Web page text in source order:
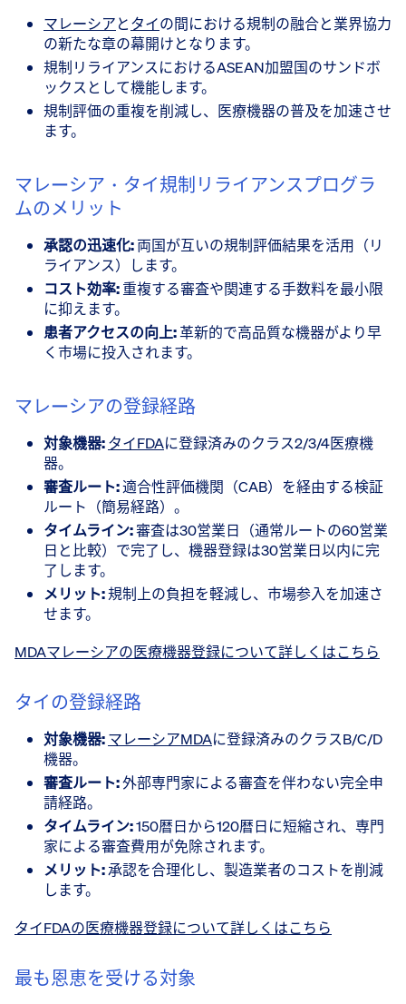
マレーシアとタイの間における規制の融合と業界協力
の新たな章の幕開けとなります。
規制リライアンスにおけるASEAN加盟国のサンドボ
ックスとして機能します。
規制評価の重複を削減し、医療機器の普及を加速させ
ます。
マレーシア・タイ規制リライアンスプログラ
ムのメリット
承認の迅速化:両国が互いの規制評価結果を活用（リ
ライアンス）します。
コスト効率:重複する審査や関連する手数料を最小限
に抑えます。
患者アクセスの向上:革新的で高品質な機器がより早
く市場に投入されます。
マレーシアの登録経路
対象機器:タイFDAに登録済みのクラス2/3/4医療機
器。
審査ルート:適合性評価機関（CAB）を経由する検証
ルート（簡易経路）。
タイムライン:審査は30営業日（通常ルートの60営業
日と比較）で完了し、機器登録は30営業日以内に完
了します。
メリット:規制上の負担を軽減し、市場参入を加速さ
せます。
MDAマレーシアの医療機器登録について詳しくはこちら
タイの登録経路
対象機器:マレーシアMDAに登録済みのクラスB/C/D
機器。
審査ルート:外部専門家による審査を伴わない完全申
請経路。
タイムライン:150暦日から120暦日に短縮され、専門
家による審査費用が免除されます。
メリット:承認を合理化し、製造業者のコストを削減
します。
タイFDAの医療機器登録について詳しくはこちら
最も恩恵を受ける対象